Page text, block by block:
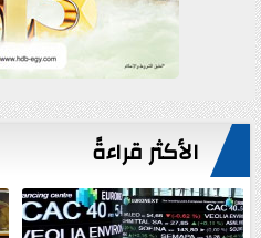
الأكثر قراءةً